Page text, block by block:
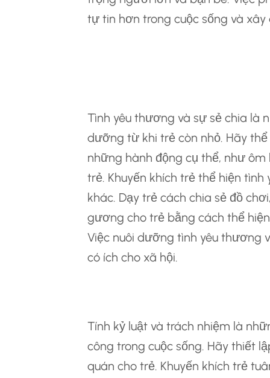
tự tin hơn trong cuộc sống và
Tình yêu thương và sự sẻ chia là
dưỡng từ khi trẻ còn nhỏ. Hãy
những hành động cụ thể, như
trẻ. Khuyến khích trẻ thể hiện
khác. Dạy trẻ cách chia sẻ đồ
gương cho trẻ bằng cách thể
Việc nuôi dưỡng tình yêu thương
có ích cho xã hội.
Tính kỷ luật và trách nhiệm là
công trong cuộc sống. Hãy thiết
quán cho trẻ. Khuyến khích trẻ